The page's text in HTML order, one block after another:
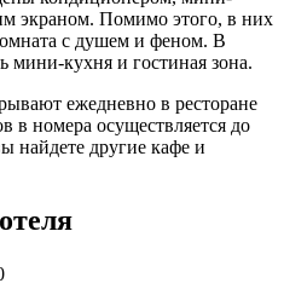
экраном. Помимо этого, в них
с душем и феном. В
мини-кухня и гостиная зона.
ежедневно в ресторане
в номера осуществляется до
найдете другие кафе и